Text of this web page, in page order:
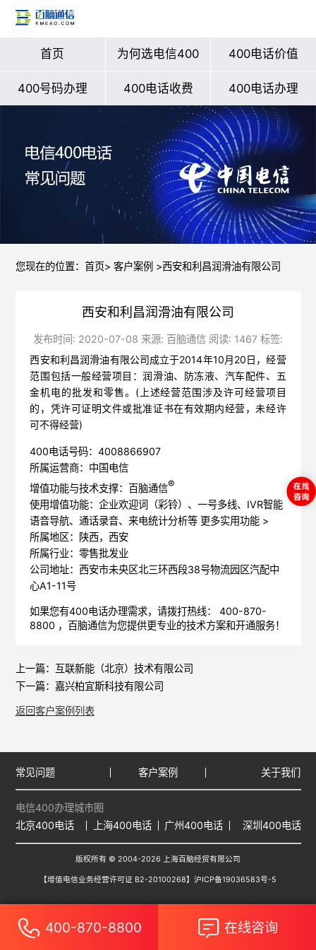
首页 为何选电信400 400电话价值
400号码办理 400电话收费 400电话办理
您现在的位置： 首页> 客户案例 >西安和利昌润滑油有限公司
西安和利昌润滑油有限公司
发布时间: 2020-07-08 来源: 百脑通信 阅读: 1467 标签:
西安和利昌润滑油有限公司成立于2014年10月20日，经营
范围包括一般经营项目：润滑油、防冻液、汽车配件、五
金机电的批发和零售。(上述经营范围涉及许可经营项目
的，凭许可证明文件或批准证书在有效期内经营，未经许
可不得经营)
400电话号码：4008866907
所属运营商：中国电信
增值功能与技术支撑：百脑通信®
使用增值功能：企业欢迎词（彩铃）、一号多线、IVR智能
语音导航、通话录音、来电统计分析等 更多实用功能 >
所属地区：陕西，西安
所属行业：零售批发业
公司地址：西安市未央区北三环西段38号物流园区汽配中
心A1-11号
如果您有400电话办理需求，请拨打热线： 400-870-
8800 ， 百脑通信为您提供更专业的技术方案和开通服务！
上一篇： 互联新能（北京）技术有限公司
下一篇： 嘉兴柏宜斯科技有限公司
返回客户案例列表
常见问题 客户案例 关于我们
电信400办理城市圈
北京400电话
上海400电话 广州400电话 深圳400电话
版权所有 © 2004-2026 上海百脑经贸有限公司
【增值电信业务经营许可证 B2-20100268】 沪ICP备19036583号-5
400-870-8800 在线咨询